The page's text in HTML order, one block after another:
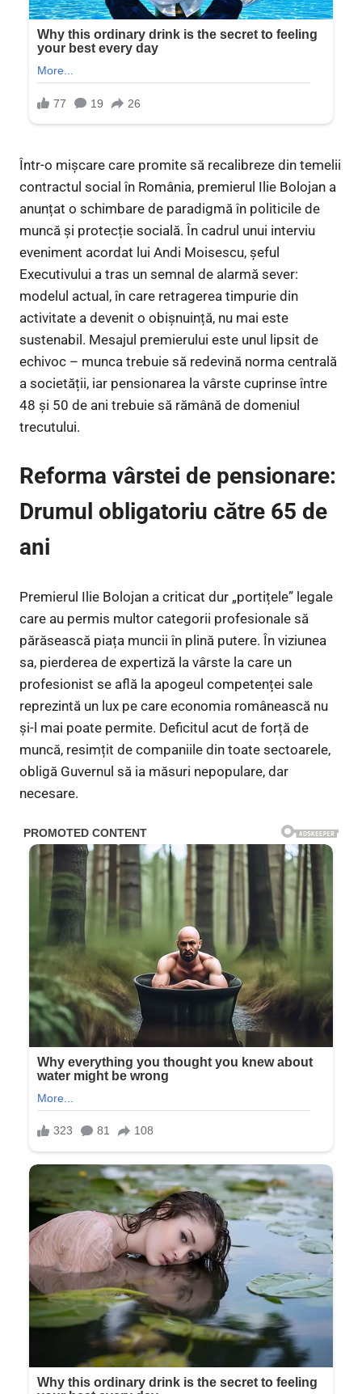
Într-o mișcare care promite să recalibreze din temelii
contractul social în România, premierul Ilie Bolojan a
anunțat o schimbare de paradigmă în politicile de
muncă și protecție socială. În cadrul unui interviu
eveniment acordat lui Andi Moisescu, șeful
Executivului a tras un semnal de alarmă sever:
modelul actual, în care retragerea timpurie din
activitate a devenit o obișnuință, nu mai este
sustenabil. Mesajul premierului este unul lipsit de
echivoc – munca trebuie să redevină norma centrală
a societății, iar pensionarea la vârste cuprinse între
48 și 50 de ani trebuie să rămână de domeniul
trecutului.
Reforma vârstei de pensionare:
Drumul obligatoriu către 65 de
ani
Premierul Ilie Bolojan a criticat dur „portițele” legale
care au permis multor categorii profesionale să
părăsească piața muncii în plină putere. În viziunea
sa, pierderea de expertiză la vârste la care un
profesionist se află la apogeul competenței sale
reprezintă un lux pe care economia românească nu
și-l mai poate permite. Deficitul acut de forță de
muncă, resimțit de companiile din toate sectoarele,
obligă Guvernul să ia măsuri nepopulare, dar
necesare.